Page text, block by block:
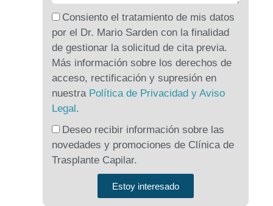
Consiento el tratamiento de mis datos
por el Dr. Mario Sarden con la finalidad
de gestionar la solicitud de cita previa.
Más información sobre los derechos de
acceso, rectificación y supresión en
nuestra Política de Privacidad y Aviso
Legal.
Deseo recibir información sobre las
novedades y promociones de Clínica de
Trasplante Capilar.
Estoy interesado